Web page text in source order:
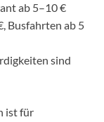
ab 5–10 €
Busfahrten ab 5
sind
ist für